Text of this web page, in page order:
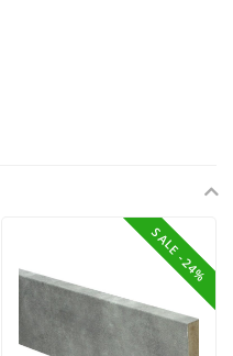
SALE -24%